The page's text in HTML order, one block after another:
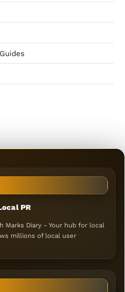
PR
Marks Diary - Your hub for local
millions of local user